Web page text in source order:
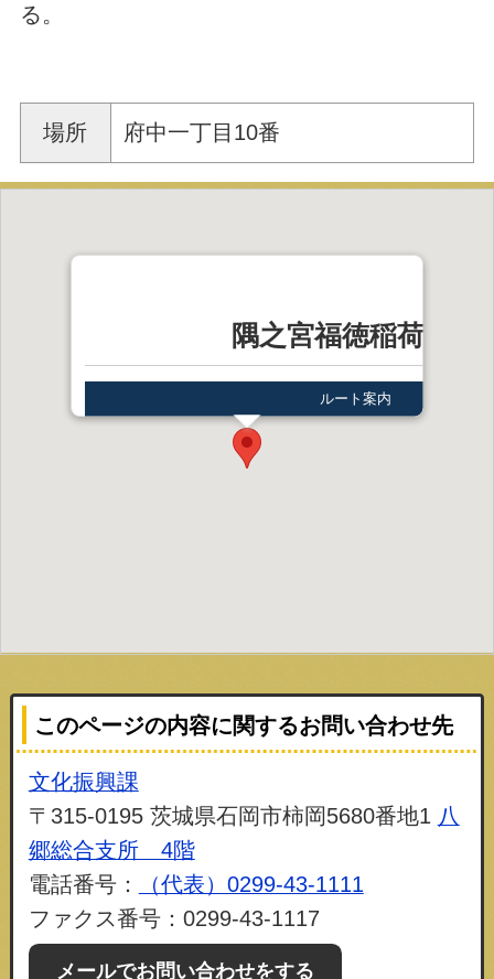
る。
場所 府中一丁目10番
隅之宮福徳稲荷神社
ルート案内
このページの内容に関するお問い合わせ先
文化振興課
〒315-0195 茨城県石岡市柿岡5680番地1 八
郷総合支所 4階
電話番号：
（代表）0299-43-1111
ファクス番号：0299-43-1117
メールでお問い合わせをする